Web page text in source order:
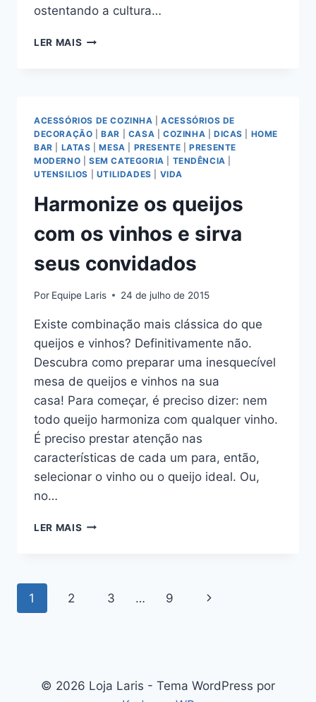
ostentando a cultura…
LER MAIS COR
COM
FRENCH
BULL
ACESSÓRIOS DE COZINHA |ACESSÓRIOS DE
DECORAÇÃO |BAR CASA COZINHA DICAS
HOME
BAR
LATAS |MESA PRESENTE |PRESENTE
MODERNO
SEM CATEGORIA TENDÊNCIA
UTENSILIOS
UTILIDADES VIDA
Harmonize os queijos
com os vinhos e sirva
seus convidados
Por Equipe Laris 24 de julho de 2015
Existe combinação mais clássica do que
queijos e vinhos? Definitivamente não.
Descubra como preparar uma inesquecível
mesa de queijos e vinhos na sua
casa! Para começar, é preciso dizer: nem
todo queijo harmoniza com qualquer vinho.
É preciso prestar atenção nas
características de cada um para, então,
selecionar o vinho ou o queijo ideal. Ou,
no…
LER MAIS HARMONIZE
VINHOS
Navegação
1 2 3 … 9
Página
© 2026 Loja Laris - Tema WordPress por